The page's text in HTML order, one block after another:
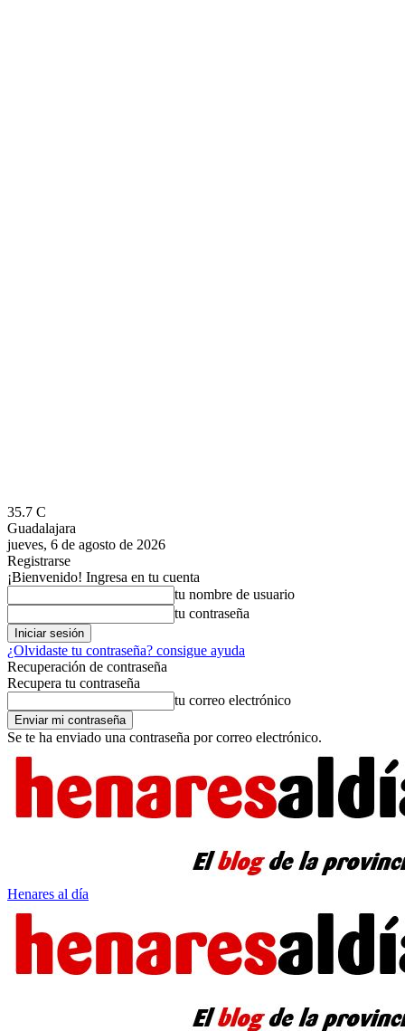
35.7 C
Guadalajara
jueves, 6 de agosto de 2026
Registrarse
¡Bienvenido! Ingresa en tu cuenta
tu nombre de usuario
tu contraseña
¿Olvidaste tu contraseña? consigue ayuda
Recuperación de contraseña
Recupera tu contraseña
tu correo electrónico
Se te ha enviado una contraseña por correo electrónico.
Henares al día